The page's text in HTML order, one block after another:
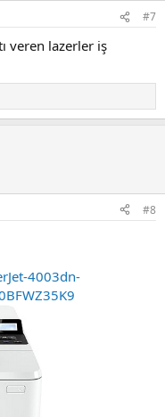
#7
veren lazerler iş
#8
4003dn-